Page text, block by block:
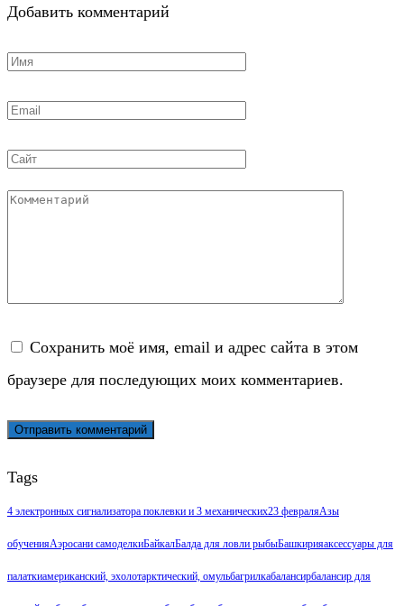
Добавить комментарий
Имя
Email
Сайт
Комментарий
Сохранить моё имя, email и адрес сайта в этом
браузере для последующих моих комментариев.
Tags
4 электронных сигнализатора поклевки и 3 механических23 февраляАзы
обученияАэросани самоделкиБайкалБалда для ловли рыбыБашкирияаксессуары для
палаткиамериканский, эхолотарктический, омульбагрилкабалансирбалансир для